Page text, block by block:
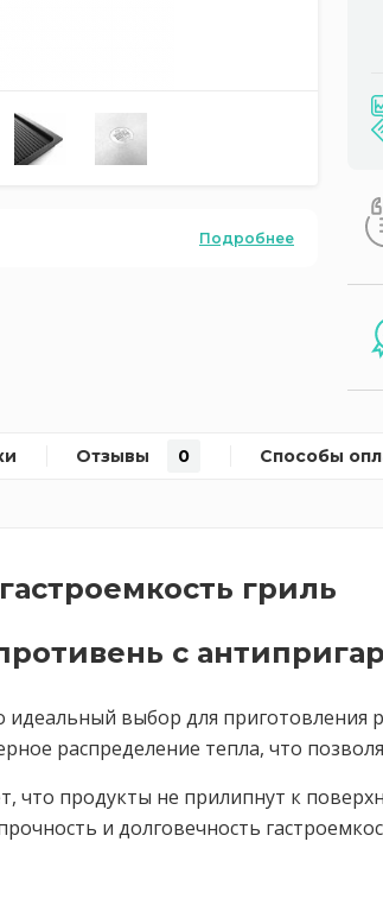
Подробнее
Отзывы 0 Способы
гриль
с
идеальный выбор для
распределение тепла, что
что продукты не прилипнут к
и долговечность